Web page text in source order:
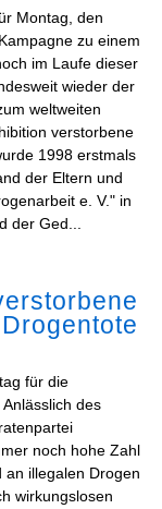
Montag, den
zu einem
im Laufe dieser
wieder der
weltweiten
verstorbene
1998 erstmals
der Eltern und
e. V." in
der Ged...
für die
des
noch hohe Zahl
an illegalen Drogen
wirkungslosen